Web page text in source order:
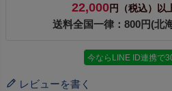
22,000円（税込）以
送料全国一律：800円(北
今ならLINE ID連携で
レビューを書く